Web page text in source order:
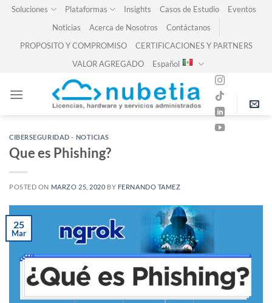
SkipSoluciones Plataformas Insights Casos de Estudio
Eventos
Noticias
Acerca de Nosotros
Contáctanos
PROPOSITO Y COMPROMISO
CERTIFICACIONES Y PARTNERS
VALOR AGREGADO
Español
CIBERSEGURIDAD - NOTICIAS
Que es Phishing?
POSTED ON MARZO 25, 2020 BY FERNANDO TAMEZ
25
Mar